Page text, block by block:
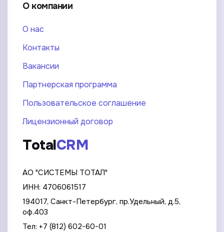
О компании
О нас
Контакты
Вакансии
Партнерская программа
Пользовательское соглашение
Лицензионный договор
TotalCRM
АО "СИСТЕМЫ ТОТАЛ"
ИНН: 4706061517
194017, Санкт-Петербург, пр.Удельный, д.5,
оф.403
Тел: +7 (812) 602-60-01